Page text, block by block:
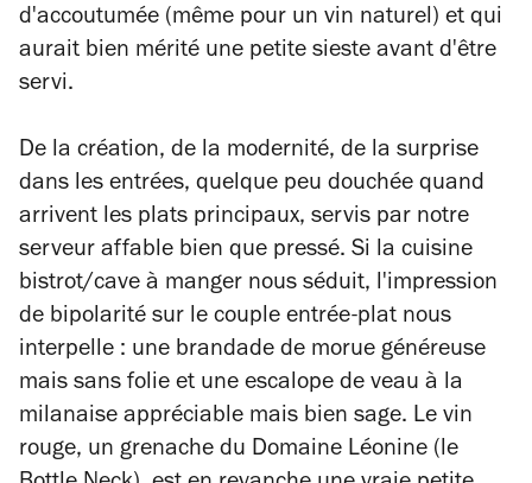
d'accoutumée (même pour un vin naturel) et qui
aurait bien mérité une petite sieste avant d'être
servi.
De la création, de la modernité, de la surprise
dans les entrées, quelque peu douchée quand
arrivent les plats principaux, servis par notre
serveur affable bien que pressé. Si la cuisine
bistrot/cave à manger nous séduit, l'impression
de bipolarité sur le couple entrée-plat nous
interpelle : une brandade de morue généreuse
mais sans folie et une escalope de veau à la
milanaise appréciable mais bien sage. Le vin
rouge, un grenache du Domaine Léonine (le